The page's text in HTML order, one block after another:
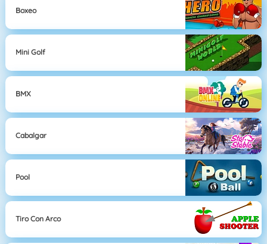
Boxeo
Mini Golf
BMX
Cabalgar
Pool
Tiro Con Arco